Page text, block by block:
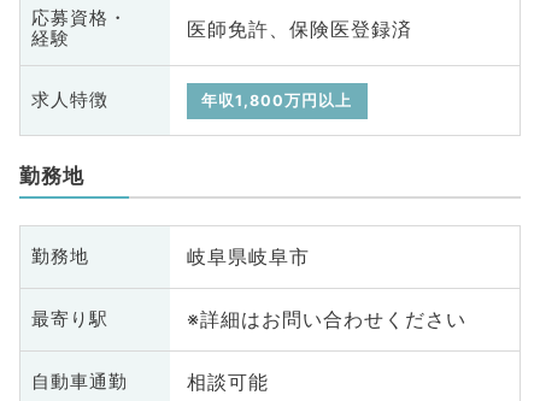
応募資格・
経験
医師免許、保険医登録済
求人特徴 年収1,800万円以上
勤務地
勤務地 岐阜県岐阜市
最寄り駅 ※詳細はお問い合わせください
自動車通勤 相談可能